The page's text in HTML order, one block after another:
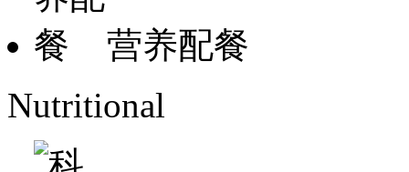
营养配餐
Nutritional